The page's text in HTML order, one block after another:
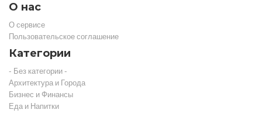
О нас
О сервисе
Пользовательское соглашение
Категории
- Без категории -
Архитектура и Города
Бизнес и Финансы
Еда и Напитки